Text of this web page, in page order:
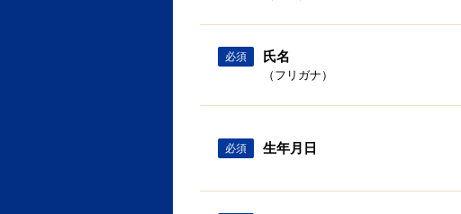
必須 氏名
（フリガナ）
必須 生年月日